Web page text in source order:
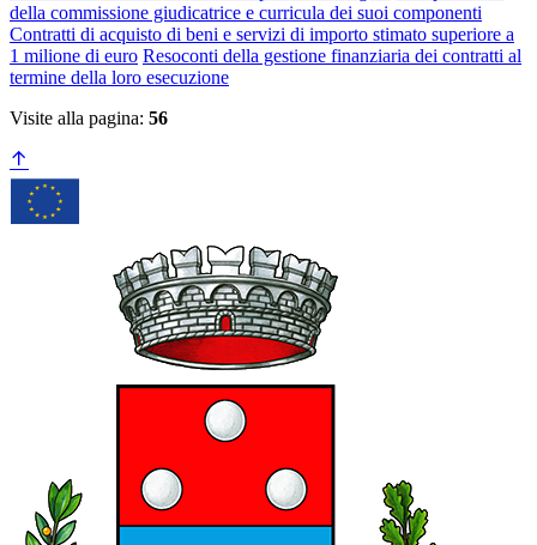
della commissione giudicatrice e curricula dei suoi componenti
Contratti di acquisto di beni e servizi di importo stimato superiore a
1 milione di euro Resoconti della gestione finanziaria dei contratti al
termine della loro esecuzione
Visite alla pagina: 56